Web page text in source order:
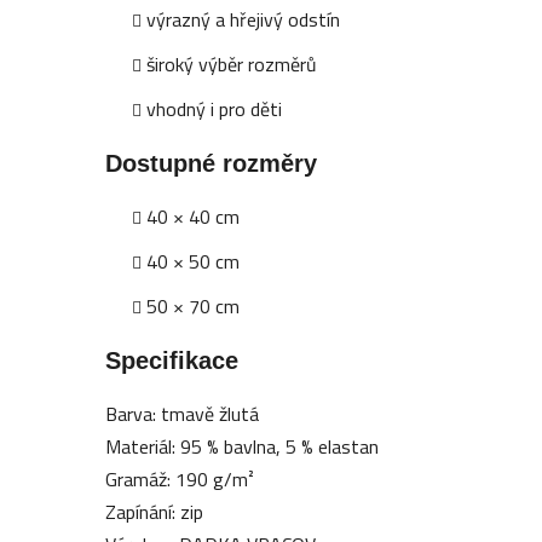
výrazný a hřejivý odstín
široký výběr rozměrů
vhodný i pro děti
Dostupné rozměry
40 × 40 cm
40 × 50 cm
50 × 70 cm
Specifikace
Barva: tmavě žlutá
Materiál: 95 % bavlna, 5 % elastan
Gramáž: 190 g/m²
Zapínání: zip